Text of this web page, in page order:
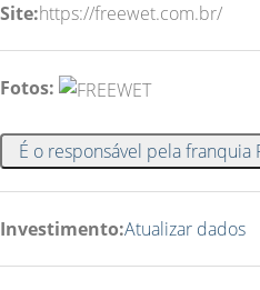
Site:https://freewet.com.br/
Fotos:
É o responsável pela franquia
Investimento:Atualizar dados